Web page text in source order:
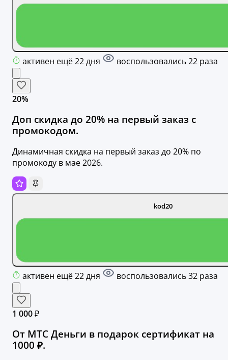
активен ещё 22 дня воспользовались 22 раза
20%
Доп скидка до 20% на первый заказ с
промокодом.
Динамичная скидка на первый заказ до 20% по
промокоду в мае 2026.
kod20
активен ещё 22 дня воспользовались 32 раза
1 000 ₽
От МТС Деньги в подарок сертификат на
1000 ₽.